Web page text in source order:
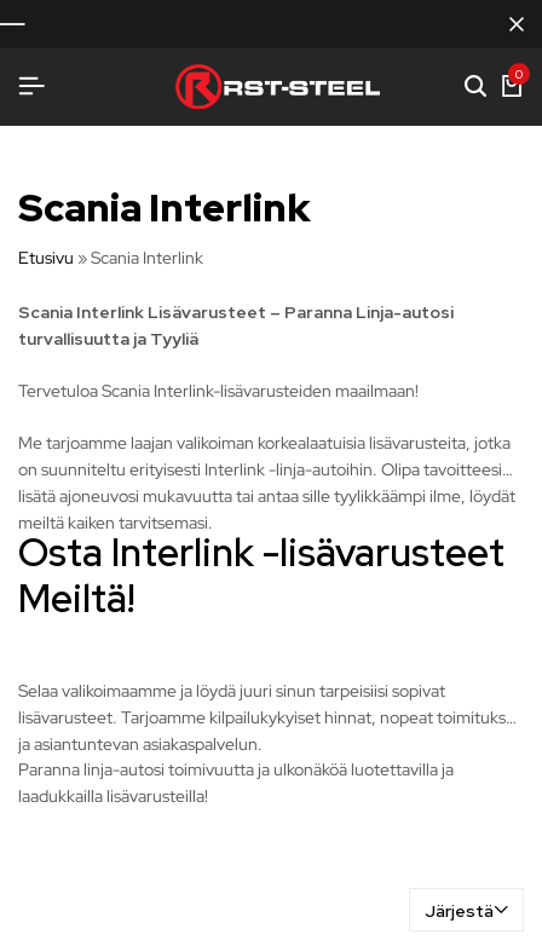
0
Scania Interlink
Etusivu »Scania Interlink
Scania Interlink Lisävarusteet – Paranna Linja-autosi
turvallisuutta ja Tyyliä
Tervetuloa Scania Interlink-lisävarusteiden maailmaan!
Me tarjoamme laajan valikoiman korkealaatuisia lisävarusteita, jotka
on suunniteltu erityisesti Interlink -linja-autoihin. Olipa tavoitteesi
lisätä ajoneuvosi mukavuutta tai antaa sille tyylikkäämpi ilme, löydät
meiltä kaiken tarvitsemasi.
Osta Interlink -lisävarusteet
Meiltä!
Selaa valikoimaamme ja löydä juuri sinun tarpeisiisi sopivat
lisävarusteet. Tarjoamme kilpailukykyiset hinnat, nopeat toimitukset
ja asiantuntevan asiakaspalvelun.
Paranna linja-autosi toimivuutta ja ulkonäköä luotettavilla ja
laadukkailla lisävarusteilla!
Järjestä